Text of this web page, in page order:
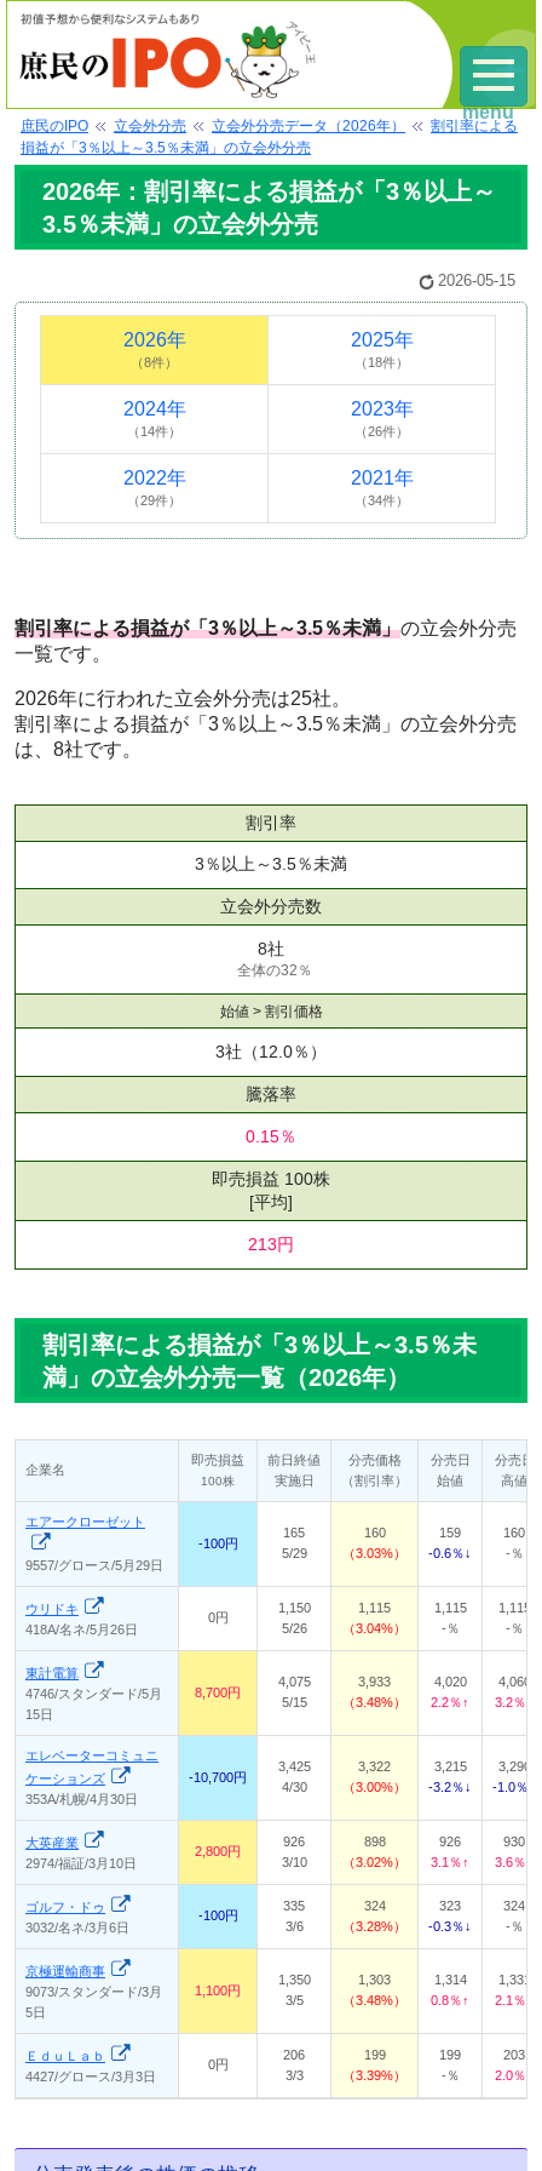
庶民のIPO 立会外分売 立会外分売データ（2026年）
割引率による
損益が「3％以上～3.5％未満」の立会外分売
2026年：割引率による損益が「3％以上～
3.5％未満」の立会外分売
2026-05-15
2026年
（8件）
2025年
（18件）
2024年
（14件）
2023年
（26件）
2022年
（29件）
2021年
（34件）
割引率による損益が「3％以上～3.5％未満」の立会外分売
一覧です。
2026年に行われた立会外分売は25社。
割引率による損益が「3％以上～3.5％未満」の立会外分売
は、8社です。
割引率
3％以上～3.5％未満
立会外分売数
8社
全体の32％
始値 > 割引価格
3社 （12.0％）
騰落率
0.15％
即売損益 100株
[平均]
213円
割引率による損益が「3％以上～3.5％未
満」の立会外分売一覧（2026年）
企業名
即売損益
100株
前日終値
実施日
分売価格
（割引率）
分売日
始値
分売日
高値
エアークローゼット
9557/グロース/5月29日
-100円
165
5/29
160
3.03%
159
-0.6％↓
160
-％
ウリドキ
418A/名ネ/5月26日
0円
1,150
5/26
1,115
3.04%
1,115
-％
1,115
-％
東計電算
4746/スタンダード/5月
15日
8,700円
4,075
5/15
3,933
3.48%
4,020
2.2％↑
4,060
3.2％↑
エレベーターコミュニ
ケーションズ
353A/札幌/4月30日
-10,700円
3,425
4/30
3,322
3.00%
3,215
-3.2％↓
3,290
-1.0％↓
大英産業
2974/福証/3月10日
2,800円
926
3/10
898
3.02%
926
3.1％↑
930
3.6％↑
ゴルフ・ドゥ
3032/名ネ/3月6日
-100円
335
3/6
324
3.28%
323
-0.3％↓
324
-％
京極運輸商事
9073/スタンダード/3月
5日
1,100円
1,350
3/5
1,303
3.48%
1,314
0.8％↑
1,331
2.1％↑
ＥｄｕＬａｂ
4427/グロース/3月3日
0円
206
3/3
199
3.39%
199
-％
203
2.0％↑
menu